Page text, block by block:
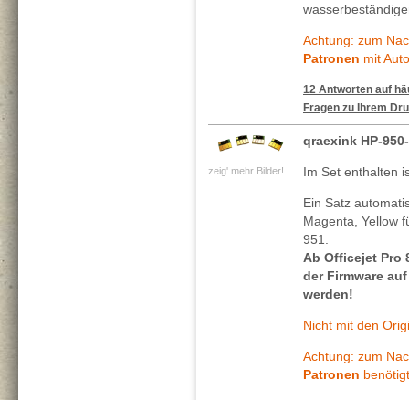
Achtung: zum
Patronen mit
12 Antworten auf
Fragen zu Ihrem
zeig' mehr Bilder!
qraexink HP-
Im Set enthalten
Ein Satz
Magenta, Yellow
951.
Ab Officejet Pro
der Firmware
werden!
Nicht mit den
Achtung: zum
Patronen